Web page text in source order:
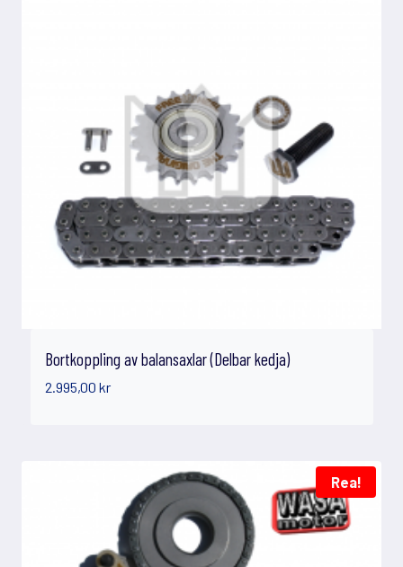
Bortkoppling av balansaxlar (Delbar kedja)
2.995,00 kr
Rea!